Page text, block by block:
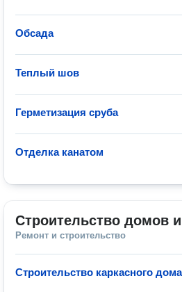
Обсада
Теплый шов
Герметизация сруба
Отделка канатом
Строительство домов
Ремонт и строительство
Строительство каркасного дома